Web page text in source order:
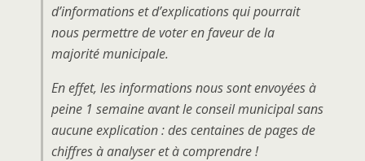
d’informations et d’explications qui pourrait
nous permettre de voter en faveur de la
majorité municipale.
En effet, les informations nous sont envoyées à
peine 1 semaine avant le conseil municipal sans
aucune explication : des centaines de pages de
chiffres à analyser et à comprendre !